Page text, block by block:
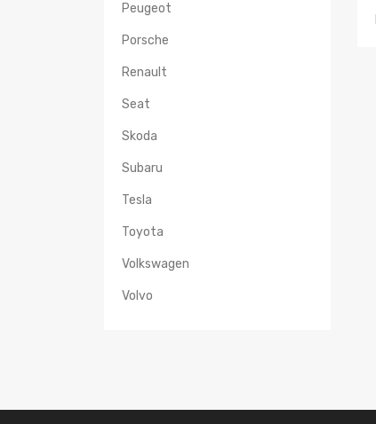
Peugeot
Porsche
Renault
Seat
Skoda
Subaru
Tesla
Toyota
Volkswagen
Volvo